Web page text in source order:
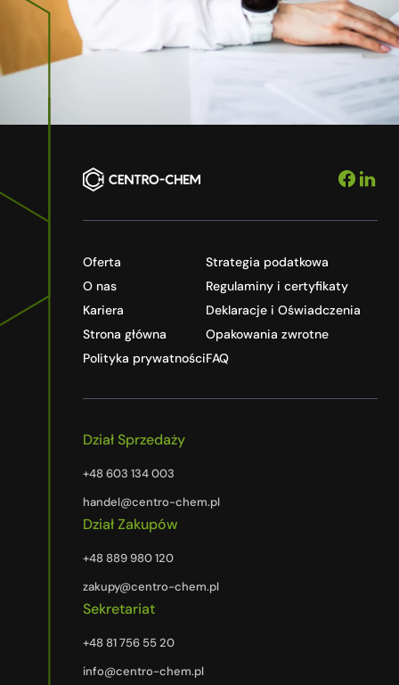
Oferta
O nas
Kariera
Strona główna
Polityka prywatności
Strategia podatkowa
Regulaminy i certyfikaty
Deklaracje i Oświadczenia
Opakowania zwrotne
FAQ
Dział Sprzedaży
+48 603 134 003
handel@centro-chem.pl
Dział Zakupów
+48 889 980 120
zakupy@centro-chem.pl
Sekretariat
+48 81 756 55 20
info@centro-chem.pl